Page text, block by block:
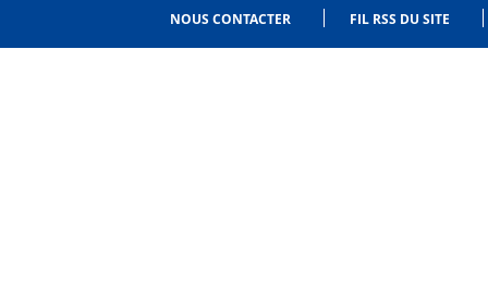
NOUS CONTACTER FIL RSS DU SITE